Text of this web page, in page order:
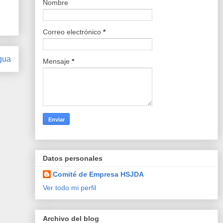
Nombre
Correo electrónico *
Mensaje *
Datos personales
Comité de Empresa HSJDA
Ver todo mi perfil
Archivo del blog